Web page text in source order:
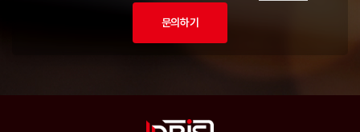
문의하기